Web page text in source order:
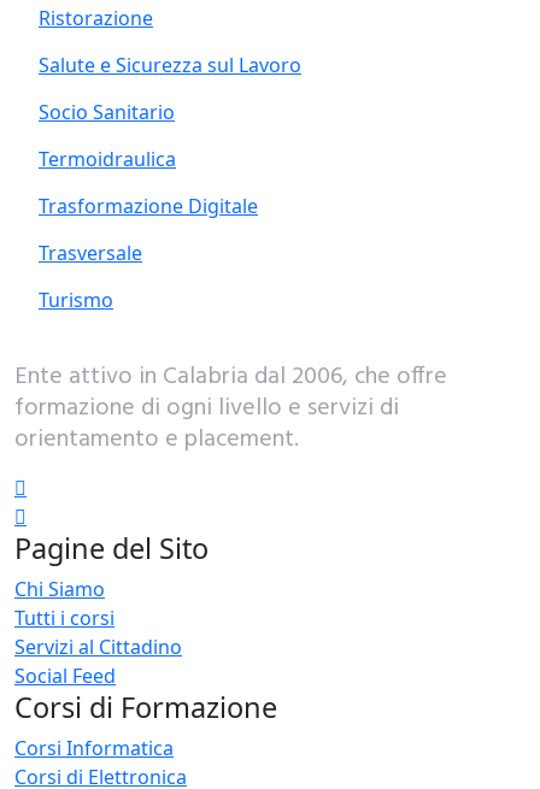
Ristorazione
Salute e Sicurezza sul Lavoro
Socio Sanitario
Termoidraulica
Trasformazione Digitale
Trasversale
Turismo
Ente attivo in Calabria dal 2006, che offre
formazione di ogni livello e servizi di
orientamento e placement.
Pagine del Sito
Chi Siamo
Tutti i corsi
Servizi al Cittadino
Social Feed
Corsi di Formazione
Corsi Informatica
Corsi di Elettronica